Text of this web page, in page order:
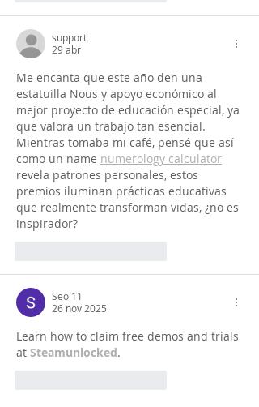
support
29 abr
Me encanta que este año den una
estatuilla Nous y apoyo económico al
mejor proyecto de educación especial, ya
que valora un trabajo tan esencial.
Mientras tomaba mi café, pensé que así
como un name numerology calculator
revela patrones personales, estos
premios iluminan prácticas educativas
que realmente transforman vidas, ¿no es
inspirador?
Seo 11
26 nov 2025
Learn how to claim free demos and trials
at Steamunlocked.